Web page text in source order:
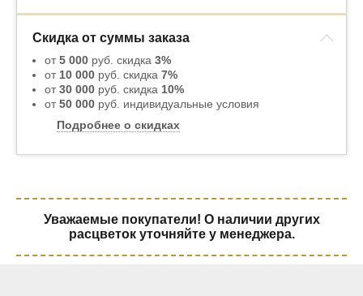
Скидка от суммы заказа
от5 000 руб. скидка 3%
от 10 000 руб. скидка 7%
от30 000 руб. скидка 10%
от50 000 руб. индивидуальные условия
Подробнее о скидках
Уважаемые покупатели! О наличии других
расцветок уточняйте у менеджера.